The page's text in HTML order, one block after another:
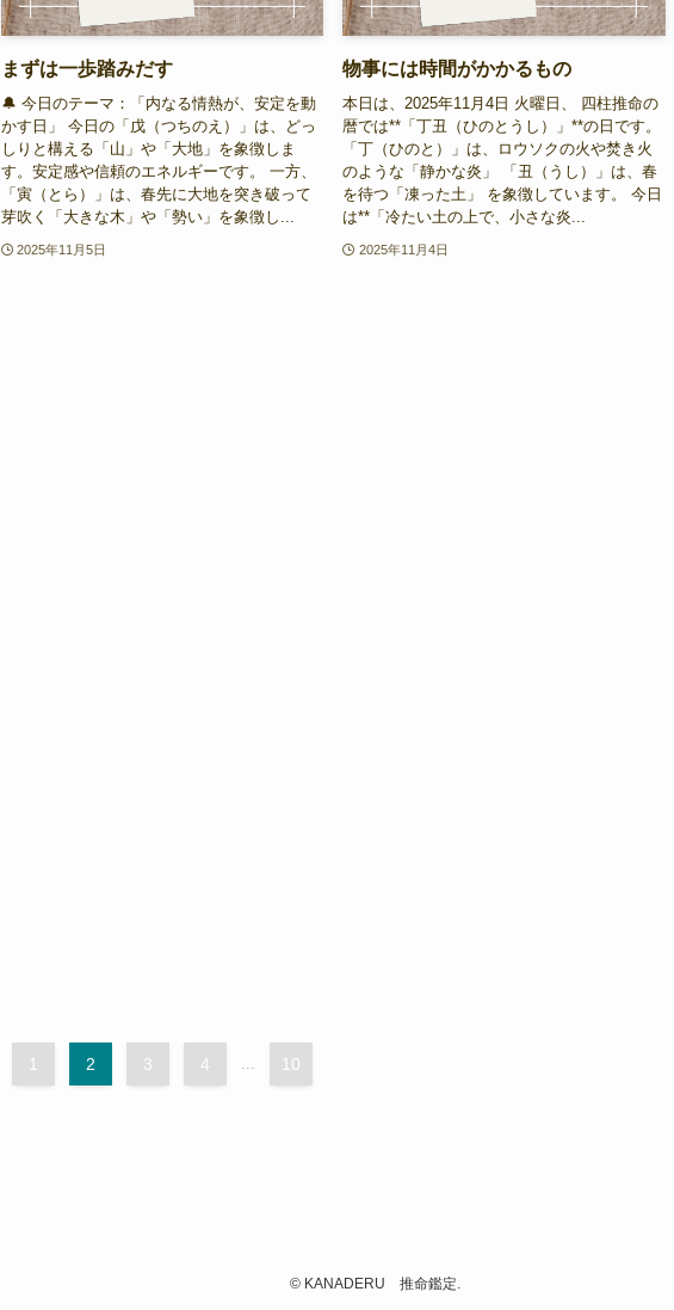
まずは一歩踏みだす
🔔 今日のテーマ：「内なる情熱が、安定を動
かす日」 今日の「戊（つちのえ）」は、どっ
しりと構える「山」や「大地」を象徴しま
す。安定感や信頼のエネルギーです。 一方、
「寅（とら）」は、春先に大地を突き破って
芽吹く「大きな木」や「勢い」を象徴し...
2025年11月5日
物事には時間がかかるもの
本日は、2025年11月4日 火曜日、 四柱推命の
暦では**「丁丑（ひのとうし）」**の日です。
「丁（ひのと）」は、ロウソクの火や焚き火
のような「静かな炎」 「丑（うし）」は、春
を待つ「凍った土」 を象徴しています。 今日
は**「冷たい土の上で、小さな炎...
2025年11月4日
1 2 3 4 10
©KANADERU 推命鑑定.